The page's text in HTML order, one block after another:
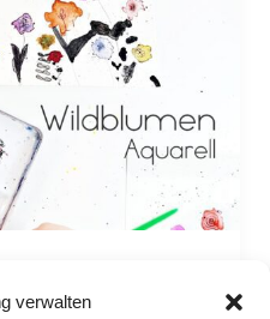
verwalten